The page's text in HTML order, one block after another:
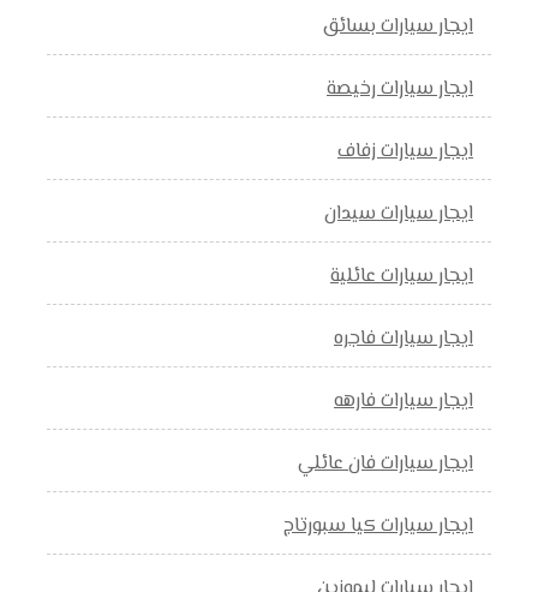
ايجار سيارات بسائق
ايجار سيارات رخيصة
ايجار سيارات زفاف
ايجار سيارات سيدان
ايجار سيارات عائلية
ايجار سيارات فاجره
ايجار سيارات فارهه
ايجار سيارات فان عائلي
ايجار سيارات كيا سبورتاج